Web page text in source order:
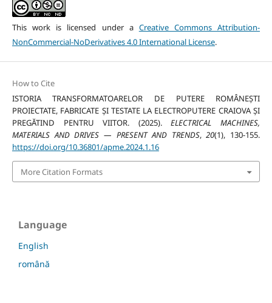
This work is licensed under a Creative Commons Attribution-
NonCommercial-NoDerivatives 4.0 International License.
How to Cite
ISTORIA TRANSFORMATOARELOR DE PUTERE ROMÂNEȘTI
PROIECTATE, FABRICATE ȘI TESTATE LA ELECTROPUTERE CRAIOVA ȘI
PREGĂTIND PENTRU VIITOR. (2025).ELECTRICAL MACHINES,
MATERIALS AND DRIVES — PRESENT AND TRENDS,20(1), 130-155.
https://doi.org/10.36801/apme.2024.1.16
More Citation Formats
Language
English
română